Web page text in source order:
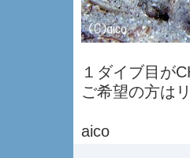
１ダイブ目が
ご希望の方は
aico